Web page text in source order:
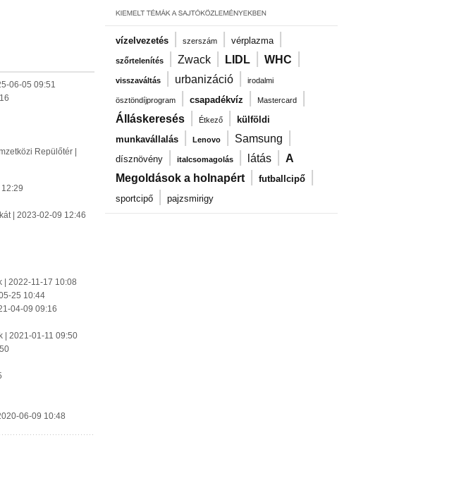
06-05 09:51
Repülőtér |
| 2023-02-09 12:46
| 2022-11-17 10:08
25 10:44
04-09 09:16
| 2021-01-11 09:50
06-09 10:48
vízelvezetés | szerszám | vérplazma |
szőrtelenítés | Zwack | LIDL | WHC |
visszaváltás | urbanizáció | irodalmi
ösztöndíjprogram | csapadékvíz | Mastercard |
Álláskeresés | Étkező |
külföldi
munkavállalás | Lenovo | Samsung |
dísznövény | italcsomagolás | látás | A
Megoldások a holnapért | futballcipő |
sportcipő | pajzsmirigy